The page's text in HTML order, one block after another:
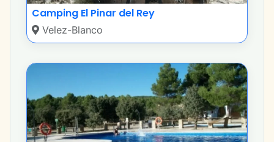
Camping El Pinar del Rey
Velez-Blanco